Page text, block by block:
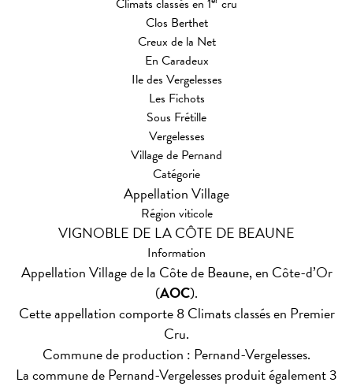
Climats classés en 1 cru
Clos Berthet
Creux de la Net
En Caradeux
Ile des Vergelesses
Les Fichots
Sous Frétille
Vergelesses
Village de Pernand
Catégorie
Appellation Village
Région viticole
VIGNOBLE DE LA CÔTE DE BEAUNE
Information
Appellation Village de la Côte de Beaune, en Côte-d’Or
(AOC).
Cette appellation comporte 8 Climats classés en Premier
Cru.
Commune de production : Pernand-Vergelesses.
La commune de Pernand-Vergelesses produit également 3